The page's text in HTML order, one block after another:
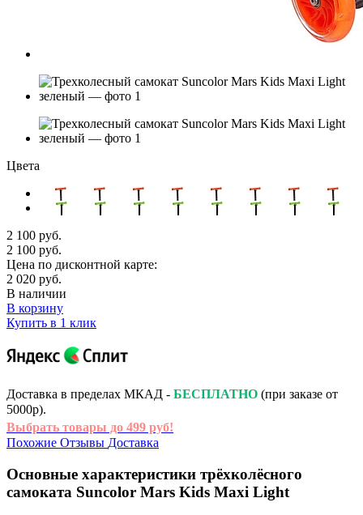
Цвета
2 100 руб.
2 100 руб.
Цена по дисконтной карте:
2 020 руб.
В наличии
В корзину
Купить в 1 клик
Доставка в пределах МКАД - БЕСПЛАТНО (при заказе от
5000р).
Выбрать товары до 499 руб!
Похожие Отзывы Доставка
Основные характеристики трёхколёсного
самоката Suncolor Mars Kids Maxi Light